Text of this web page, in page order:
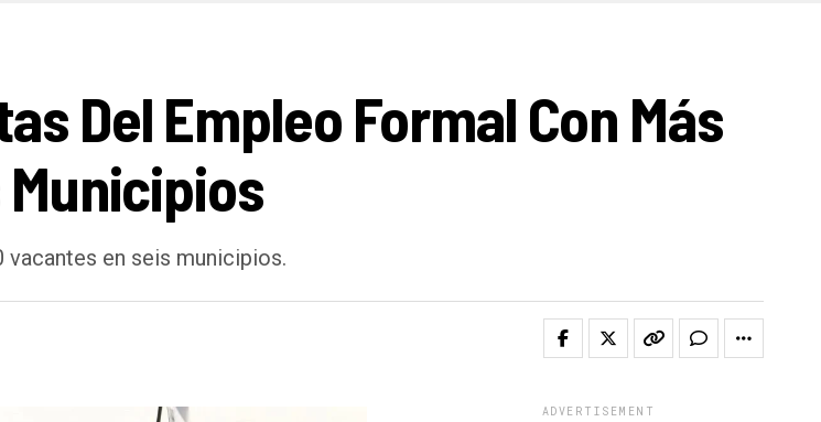
Del Empleo Formal Con Más
Municipios
en seis municipios.
ADVERTISEMENT